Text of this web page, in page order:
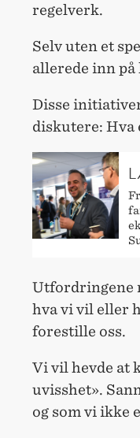
regelverk.
Selv uten et
allerede inn
Disse
diskutere: Hva
Utfordringene
hva vi vil eller
forestille oss.
Vi vil hevde at
uvisshet».
og som vi ikke